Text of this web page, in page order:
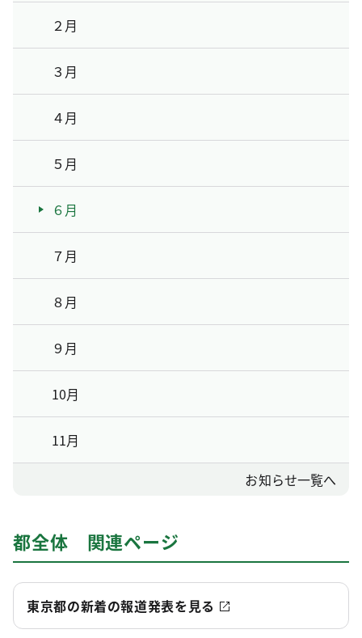
２月
３月
４月
５月
６月
７月
８月
９月
10月
11月
お知らせ一覧へ
都全体 関連ページ
東京都の新着の報道発表を見る